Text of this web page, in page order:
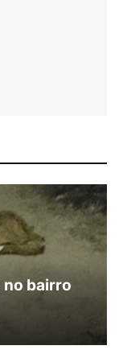
no bairro